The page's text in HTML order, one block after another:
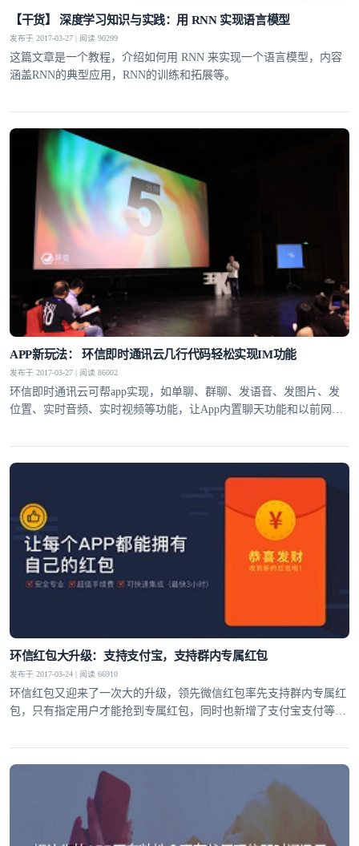
【干货】 深度学习知识与实践：用 RNN 实现语言模型
发布于 2017-03-27 | 阅读 90299
这篇文章是一个教程，介绍如何用 RNN 来实现一个语言模型，内容
涵盖RNN的典型应用，RNN的训练和拓展等。
APP新玩法： 环信即时通讯云几行代码轻松实现IM功能
发布于 2017-03-27 | 阅读 86002
环信即时通讯云可帮app实现，如单聊、群聊、发语音、发图片、发
位置、实时音频、实时视频等功能，让App内置聊天功能和以前网页
环信红包大升级：支持支付宝，支持群内专属红包
发布于 2017-03-24 | 阅读 66910
环信红包又迎来了一次大的升级，领先微信红包率先支持群内专属红
包，只有指定用户才能抢到专属红包，同时也新增了支付宝支付等新